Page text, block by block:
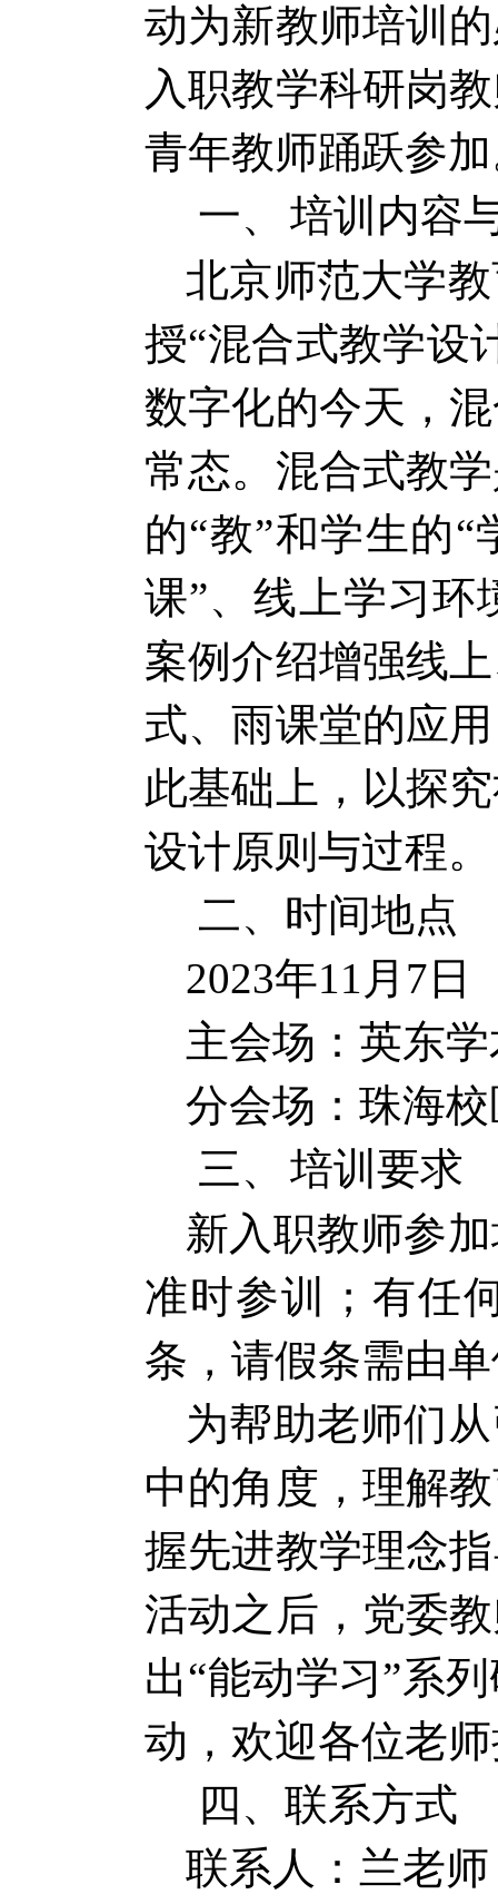
动为新教师培训
入职教学科研岗
青年教师踊跃参
一、 培训内容
北京师范大学
授“混合式教学设
数字化的今天，
常态。混合式教
的“教”和学生的
课”、线上学习环
案例介绍增强线
式、雨课堂的应
此基础上，以探
设计原则与过程。
二、时间地点
2023年11 月 7 日
主会场：英东
分会场：珠海
三、 培训要求
新入职教师参
准时参训；有任
条，请假条需由
为帮助老师们
中的角度，理解
握先进教学理念
活动之后，党委
出“能动学习”系
动，欢迎各位老
四、联系方式
联系人：兰老师